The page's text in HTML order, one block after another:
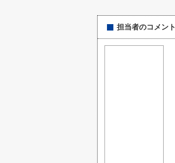
担当者のコメント